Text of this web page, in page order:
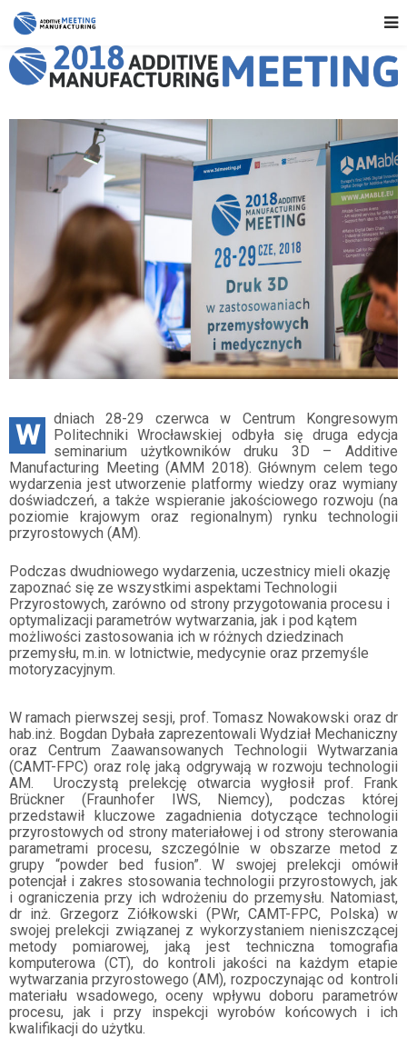
W
dniach 28-29 czerwca w Centrum Kongresowym
Politechniki Wrocławskiej odbyła się druga edycja
seminarium użytkowników druku 3D – Additive
Manufacturing Meeting (AMM 2018). Głównym celem tego
wydarzenia jest utworzenie platformy wiedzy oraz wymiany
doświadczeń, a także wspieranie jakościowego rozwoju (na
poziomie krajowym oraz regionalnym) rynku technologii
przyrostowych (AM).
Podczas dwudniowego wydarzenia, uczestnicy mieli okazję
zapoznać się ze wszystkimi aspektami Technologii
Przyrostowych, zarówno od strony przygotowania procesu i
optymalizacji parametrów wytwarzania, jak i pod kątem
możliwości zastosowania ich w różnych dziedzinach
przemysłu, m.in. w lotnictwie, medycynie oraz przemyśle
motoryzacyjnym.
W ramach pierwszej sesji, prof. Tomasz Nowakowski oraz dr
hab.inż. Bogdan Dybała zaprezentowali Wydział Mechaniczny
oraz Centrum Zaawansowanych Technologii Wytwarzania
(CAMT-FPC) oraz rolę jaką odgrywają w rozwoju technologii
AM. Uroczystą prelekcję otwarcia wygłosił prof. Frank
Brückner (Fraunhofer IWS, Niemcy), podczas której
przedstawił kluczowe zagadnienia dotyczące technologii
przyrostowych od strony materiałowej i od strony sterowania
parametrami procesu, szczególnie w obszarze metod z
grupy “powder bed fusion”. W swojej prelekcji omówił
potencjał i zakres stosowania technologii przyrostowych, jak
i ograniczenia przy ich wdrożeniu do przemysłu. Natomiast,
dr inż. Grzegorz Ziółkowski (PWr, CAMT-FPC, Polska) w
swojej prelekcji związanej z wykorzystaniem nieniszczącej
metody pomiarowej, jaką jest techniczna tomografia
komputerowa (CT), do kontroli jakości na każdym etapie
wytwarzania przyrostowego (AM), rozpoczynając od kontroli
materiału wsadowego, oceny wpływu doboru parametrów
procesu, jak i przy inspekcji wyrobów końcowych i ich
kwalifikacji do użytku.